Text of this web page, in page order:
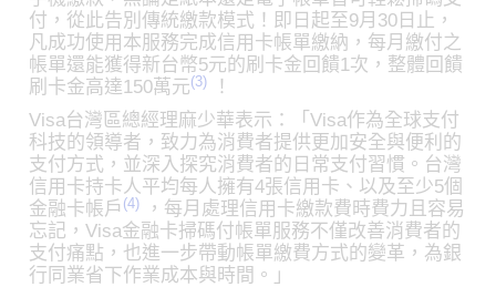
付，從此告別傳統繳款模式！即日起至9月30日止，
凡成功使用本服務完成信用卡帳單繳納，每月繳付之
帳單還能獲得新台幣5元的刷卡金回饋1次，整體回饋
刷卡金高達150萬元(3)
！
Visa台灣區總經理麻少華表示：「Visa作為全球支付
科技的領導者，致力為消費者提供更加安全與便利的
支付方式，並深入探究消費者的日常支付習慣。台灣
信用卡持卡人平均每人擁有4張信用卡、以及至少5個
金融卡帳戶 (4)
，每月處理信用卡繳款費時費力且容易
忘記，Visa金融卡掃碼付帳單服務不僅改善消費者的
支付痛點，也進一步帶動帳單繳費方式的變革，為銀
行同業省下作業成本與時間。」